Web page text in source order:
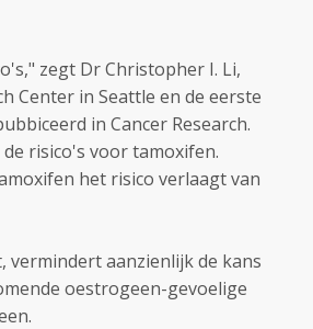
zegt Dr Christopher I. Li,
Center in Seattle en de eerste
in Cancer Research.
risico's voor tamoxifen.
het risico verlaagt van
vermindert aanzienlijk de kans
oestrogeen-gevoelige